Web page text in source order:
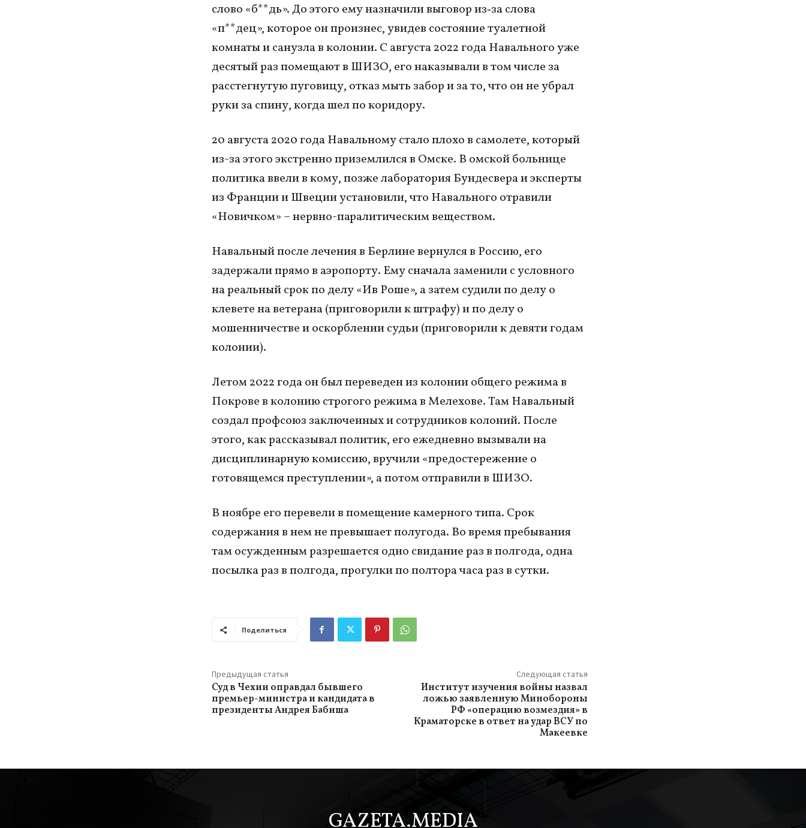
слово «б**дь». До этого ему назначили выговор из‑за слова
«п**дец», которое он произнес, увидев состояние туалетной
комнаты и санузла в колонии. С августа 2022 года Навального уже
десятый раз помещают в ШИЗО, его наказывали в том числе за
расстегнутую пуговицу, отказ мыть забор и за то, что он не убрал
руки за спину, когда шел по коридору.
20 августа 2020 года Навальному стало плохо в самолете, который
из-за этого экстренно приземлился в Омске. В омской больнице
политика ввели в кому, позже лаборатория Бундесвера и эксперты
из Франции и Швеции установили, что Навального отравили
«Новичком» – нервно-паралитическим веществом.
Навальный после лечения в Берлине вернулся в Россию, его
задержали прямо в аэропорту. Ему сначала заменили с условного
на реальный срок по делу «Ив Роше», а затем судили по делу о
клевете на ветерана (приговорили к штрафу) и по делу о
мошенничестве и оскорблении судьи (приговорили к девяти годам
колонии).
Летом 2022 года он был переведен из колонии общего режима в
Покрове в колонию строгого режима в Мелехове. Там Навальный
создал профсоюз заключенных и сотрудников колоний. После
этого, как рассказывал политик, его ежедневно вызывали на
дисциплинарную комиссию, вручили «предостережение о
готовящемся преступлении», а потом отправили в ШИЗО.
В ноябре его перевели в помещение камерного типа. Срок
содержания в нем не превышает полугода. Во время пребывания
там осужденным разрешается одно свидание раз в полгода, одна
посылка раз в полгода, прогулки по полтора часа раз в сутки.
Поделиться
Предыдущая статья
Суд в Чехии оправдал бывшего
премьер-министра и кандидата в
президенты Андрея Бабиша
Следующая статья
Институт изучения войны назвал
ложью заявленную Минобороны
РФ «операцию возмездия» в
Краматорске в ответ на удар ВСУ по
Макеевке
GAZETA.MEDIA